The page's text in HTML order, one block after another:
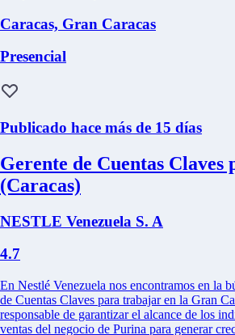
Caracas, Gran Caracas
Presencial
Publicado hace más de 15 días
Gerente de Cuentas Claves
(Caracas)
NESTLE Venezuela S. A
4.7
En Nestlé Venezuela nos encontramos en la
de Cuentas Claves para trabajar en la Gran
responsable de garantizar el alcance de los
ventas del negocio de Purina para generar